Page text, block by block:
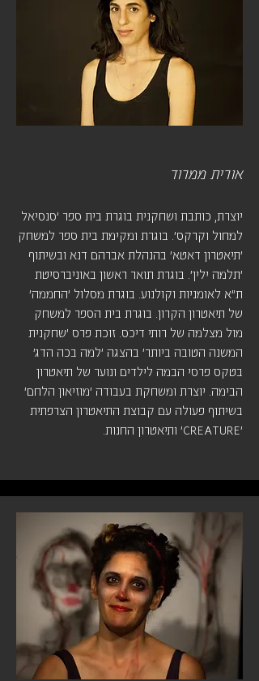
אורית ממרוד
יוצרת, כותבת ושחקנית בוגרת בית ספר 'סנסיאל
למחול וקרקס'. בוגרת ומקימת בית ספר למשחק
'תיאטרון דאטא' בהנהלת אברהם דנא ובשיתוף
'תלמה ילין'. בוגרת תואר ראשון באוניברסיטת
ת"א לאומניות וקולנוע. בוגרת מסלול 'החממה'
של תיאטרון הקרון. בוגרת בית הספר למשחק
מול מצלמה של רותי דיכס. זוכת פרס 'שחקנית
המשנה הטובה ביותר' בהצגה 'למה בכה הדג'
בטקס פרסי הבמה לילדים ונוער של תיאטרון
הבימה. יוצרת ומשחקת בעבודה 'מוזיאון הלחם'
בשיתוף פעולה עם קבוצת התיאטרון הצרפתית
'CREATURE' ותיאטרון החנות.